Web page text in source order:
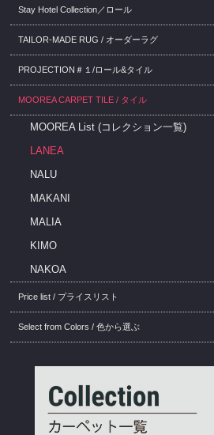
Stay Hotel Collection／ロール
TAILOR-MADE RUG / オーダーラグ
PROJECTION＃１/ロール&タイル
MOOREA CARPET TILE / タイル
MOOREA List (コレクション一覧)
LANEA
NALU
MAKANI
MALIA
KIMO
NAKOA
Price list / プライスリスト
Select from Colors / 色から選ぶ